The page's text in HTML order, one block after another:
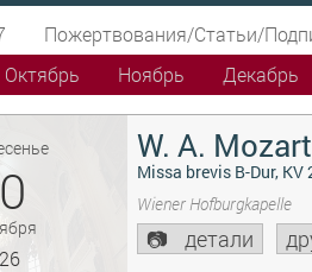
Пожертвования/Статьи/
Октябрь Ноябрь Декабрь
W. A. Mozart
Missa brevis B-Dur, KV
Wiener Hofburgkapelle
детали